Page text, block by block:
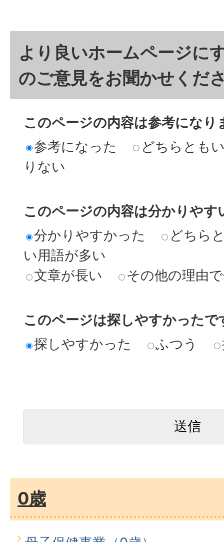
より良いホームページに
のご意見をお聞かせくだ
このページの内容は参考になり
参考になった
どちらとも
りない
このページの内容は分かりやす
分かりやすかった
どちら
い用語が多い
文章が長い
その他の理由
このページは探しやすかったで
探しやすかった
ふつう
0歳